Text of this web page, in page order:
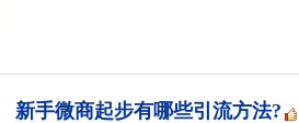
新手微商起步有哪些引流方法?